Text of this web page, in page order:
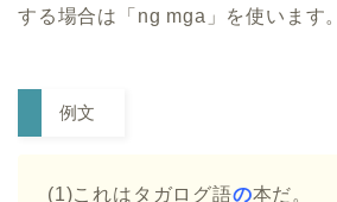
する場合は「ng mga」を使います。
例文
(1)これはタガログ語の本だ。